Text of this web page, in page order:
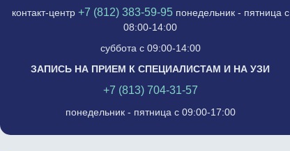
контакт-центр +7 (812) 383-59-95понедельник - пятница с
08:00-14:00
суббота с 09:00-14:00
ЗАПИСЬ НА ПРИЕМ К СПЕЦИАЛИСТАМ И НА УЗИ
+7 (813) 704-31-57
понедельник - пятница с 09:00-17:00